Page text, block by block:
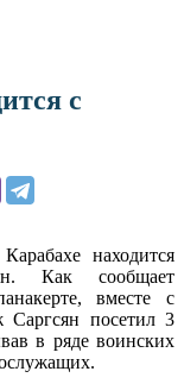
с
находится
Как сообщает
вместе с
посетил 3
в ряде воинских